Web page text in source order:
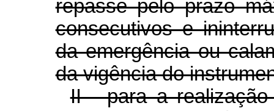
repasse pelo prazo
consecutivos e
da emergência ou
da vigência do
II - para a